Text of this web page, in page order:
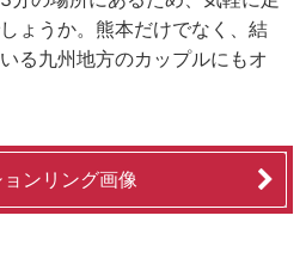
ょうか。熊本だけでなく、結
る九州地方のカップルにもオ
ョンリング画像